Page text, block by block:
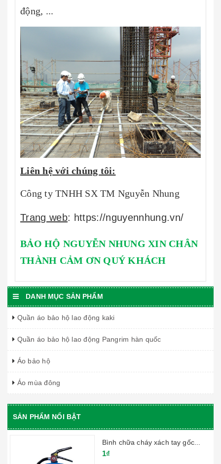
động, ...
Liên hệ với chúng tôi:
Công ty TNHH SX TM Nguyễn Nhung
Trang web: https://nguyennhung.vn/
BẢO HỘ NGUYỄN NHUNG XIN CHÂN
THÀNH CẢM ƠN QUÝ KHÁCH
DANH MỤC SẢN PHẨM
Quần áo bảo hộ lao động kaki
Quần áo bảo hộ lao động Pangrim hàn quốc
Áo bảo hộ
Áo mùa đông
SẢN PHẨM NỔI BẬT
Bình chữa cháy xách tay gốc...
1₫